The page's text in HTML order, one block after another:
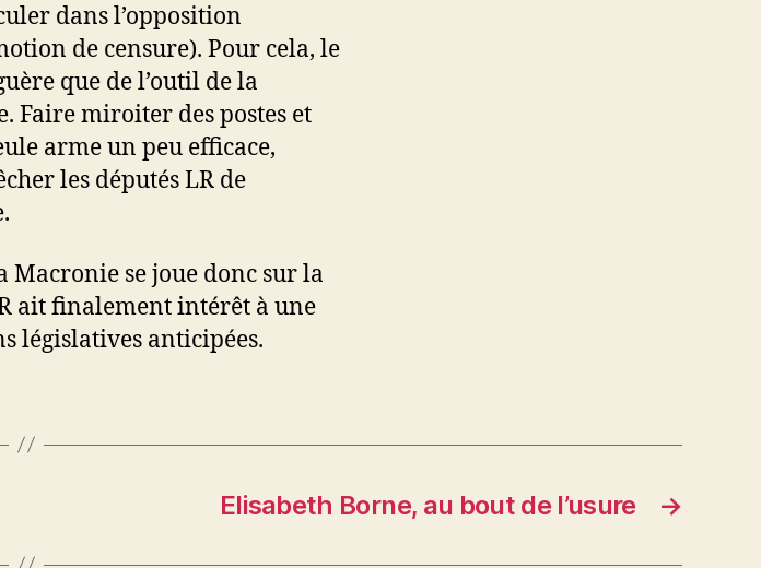
dans l’opposition
de censure). Pour cela, le
que de l’outil de la
Faire miroiter des postes et
arme un peu efficace,
les députés LR de
Macronie se joue donc sur la
ait finalement intérêt à une
législatives anticipées.
→
Elisabeth Borne, au bout de l’usure